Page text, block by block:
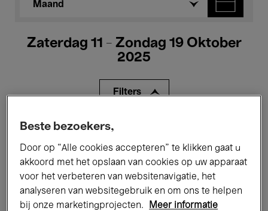
Maand
Zaterdag 11 - Zondag 19 Oktober
2025
Filters
Alle evenementen
Tentoonstellingen Films
Lezingen & Debatten
Beste bezoekers,
Door op “Alle cookies accepteren” te klikken gaat u
akkoord met het opslaan van cookies op uw apparaat
voor het verbeteren van websitenavigatie, het
analyseren van websitegebruik en om ons te helpen
bij onze marketingprojecten.
Meer informatie